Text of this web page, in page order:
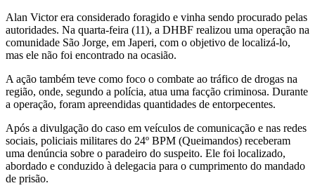
Alan Victor era considerado foragido e vinha sendo procurado pelas
autoridades. Na quarta-feira (11), a DHBF realizou uma operação na
comunidade São Jorge, em Japeri, com o objetivo de localizá-lo,
mas ele não foi encontrado na ocasião.
A ação também teve como foco o combate ao tráfico de drogas na
região, onde, segundo a polícia, atua uma facção criminosa. Durante
a operação, foram apreendidas quantidades de entorpecentes.
Após a divulgação do caso em veículos de comunicação e nas redes
sociais, policiais militares do 24º BPM (Queimandos) receberam
uma denúncia sobre o paradeiro do suspeito. Ele foi localizado,
abordado e conduzido à delegacia para o cumprimento do mandado
de prisão.